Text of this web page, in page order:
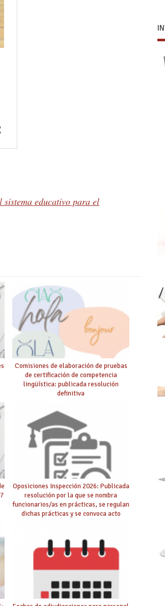
sistema educativo para el
Comisiones de elaboración de pruebas
de certificación de competencia
lingüística: publicada resolución
definitiva
Oposiciones Inspección 2026: Publicada
resolución por la que se nombra
funcionarios/as en prácticas, se regulan
dichas prácticas y se convoca acto